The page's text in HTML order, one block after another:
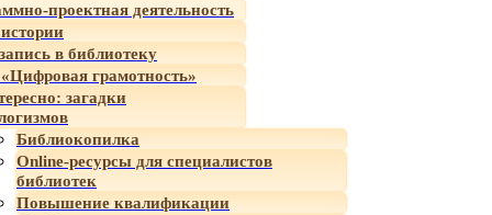
проектная деятельность
в библиотеку
грамотность»
загадки
Библиокопилка
Online-ресурсы для специалистов
библиотек
Повышение квалификации